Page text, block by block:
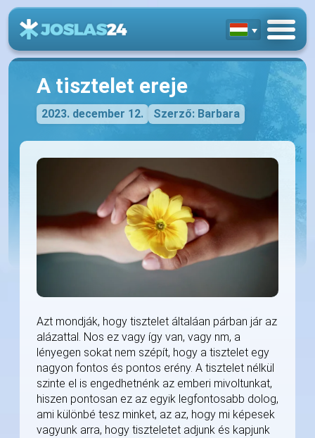
A tisztelet ereje
2023. december 12. Szerző: Barbara
Azt mondják, hogy tisztelet általáan párban jár az
alázattal. Nos ez vagy így van, vagy nm, a
lényegen sokat nem szépít, hogy a tisztelet egy
nagyon fontos és pontos erény. A tisztelet nélkül
szinte el is engedhetnénk az emberi mivoltunkat,
hiszen pontosan ez az egyik legfontosabb dolog,
ami különbé tesz minket, az az, hogy mi képesek
vagyunk arra, hogy tiszteletet adjunk és kapjunk